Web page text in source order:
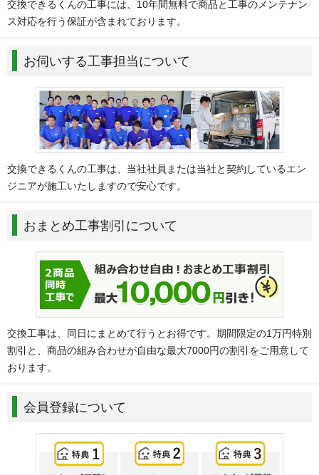
交換できるくんの工事には、10年間無料で商品と工事のメンテナン
ス対応を行う保証が含まれております。
お伺いする工事担当について
交換できるくんの工事は、当社社員または当社と契約しているエン
ジニアが施工いたしますので安心です。
おまとめ工事割引について
交換工事は、同日にまとめて行うとお得です。期間限定の1万円特別
割引と、商品の組み合わせが自由な最大7000円の割引をご用意して
おります。
会員登録について